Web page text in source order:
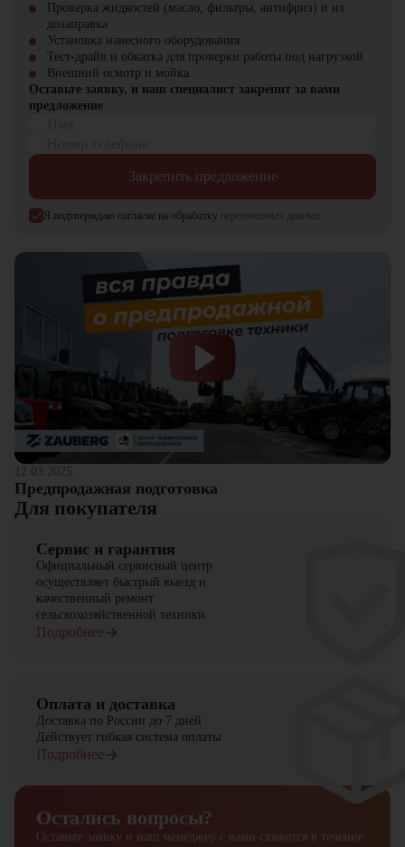
Увеличение производительности на 30-40% по сравнению с
ручными моделями
Снижение эксплуатационных расходов благодаря
электрическому приводу
Повышение безопасности работы за счет устойчивой
конструкции
Оптимизация складского пространства благодаря компактным
Компания "ЦТО" – официальный дилер техники JAC,
предлагающий новые модели складского оборудования с гарантией.
У нас вы найдете: широкий выбор спецтехники, вилочных
погрузчиков, малой складской техники, навесного оборудования,
Проверка жидкостей (масло, фильтры, антифриз) и их
дозаправка
Установка навесного оборудования
Тест-драйв и обкатка для проверки работы под нагрузкой
Внешний осмотр и мойка
Оставьте заявку, и наш специалист закрепит за вами
предложение
Закрепить предложение
Я подтверждаю согласие на обработку персональных данных
12.03.2025
Предпродажная подготовка
Для покупателя
Сервис и гарантия
Официальный сервисный центр
осуществляет быстрый выезд и
качественный ремонт
сельскохозяйственной техники
Подробнее
Оплата и доставка
Доставка по России до 7 дней
Действует гибкая система оплаты
Подробнее
Остались вопросы?
Оставьте заявку и наш менеджер с вами свяжется в течение